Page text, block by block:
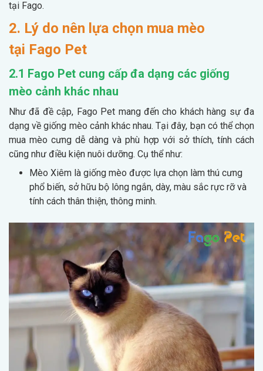
tại Fago.
2. Lý do nên lựa chọn mua mèo
tại Fago Pet
2.1 Fago Pet cung cấp đa dạng các giống
mèo cảnh khác nhau
Như đã đề cập, Fago Pet mang đến cho khách hàng sự đa
dạng về giống mèo cảnh khác nhau. Tại đây, bạn có thể chọn
mua mèo cưng dễ dàng và phù hợp với sở thích, tính cách
cũng như điều kiện nuôi dưỡng. Cụ thể như:
Mèo Xiêm là giống mèo được lựa chọn làm thú cưng
phổ biến, sở hữu bộ lông ngắn, dày, màu sắc rực rỡ và
tính cách thân thiện, thông minh.